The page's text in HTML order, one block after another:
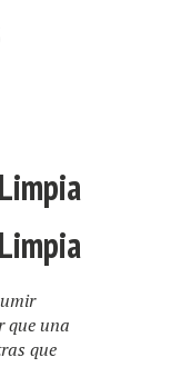
que una
que